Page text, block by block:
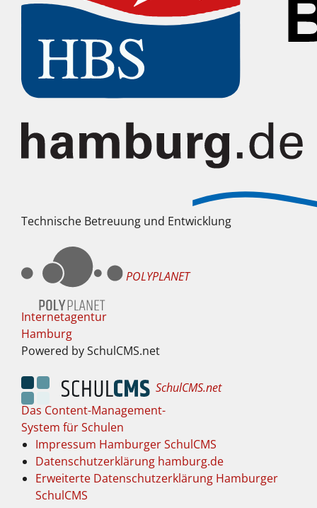
Technische Betreuung und Entwicklung
POLYPLANET
Internetagentur
Hamburg
Powered by SchulCMS.net
SchulCMS.net
Das Content-Management-
System für Schulen
Impressum Hamburger SchulCMS
Datenschutzerklärung hamburg.de
Erweiterte Datenschutzerklärung Hamburger
SchulCMS